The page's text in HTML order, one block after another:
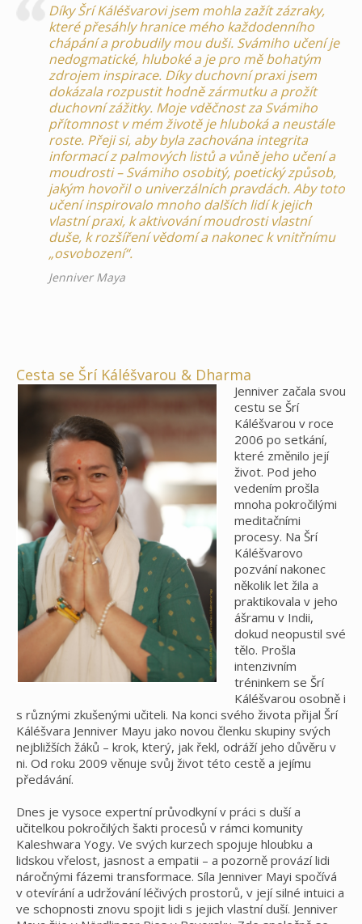
Díky Šrí Káléšvarovi jsem mohla zažít zázraky,
které přesáhly hranice mého každodenního
chápání a probudily mou duši. Svámiho učení je
nedogmatické, hluboké a je pro mě bohatým
zdrojem inspirace. Díky duchovní praxi jsem
dokázala rozpustit hodně zármutku a prožít
duchovní zážitky. Moje vděčnost za Svámiho
přítomnost v mém životě je hluboká a neustále
roste. Přeji si, aby byla zachována integrita
informací z palmových listů a vůně jeho učení a
moudrosti – Svámiho osobitý, poetický způsob,
jakým hovořil o univerzálních pravdách. Aby toto
učení inspirovalo mnoho dalších lidí k jejich
vlastní praxi, k aktivování moudrosti vlastní
duše, k rozšíření vědomí a nakonec k vnitřnímu
„osvobození“.
Jenniver Maya
Cesta se Šrí Káléšvarou & Dharma
Jenniver začala svou
cestu se Šrí
Káléšvarou v roce
2006 po setkání,
které změnilo její
život. Pod jeho
vedením prošla
mnoha pokročilými
meditačními
procesy. Na Šrí
Káléšvarovo
pozvání nakonec
několik let žila a
praktikovala v jeho
ášramu v Indii,
dokud neopustil své
tělo. Prošla
intenzivním
tréninkem se Šrí
Káléšvarou osobně i
s různými zkušenými učiteli. Na konci svého života přijal Šrí
Káléšvara Jenniver Mayu jako novou členku skupiny svých
nejbližších žáků – krok, který, jak řekl, odráží jeho důvěru v
ni. Od roku 2009 věnuje svůj život této cestě a jejímu
předávání.
Dnes je vysoce expertní průvodkyní v práci s duší a
učitelkou pokročilých šakti procesů v rámci komunity
Kaleshwara Yogy. Ve svých kurzech spojuje hloubku a
lidskou vřelost, jasnost a empatii – a pozorně provází lidi
náročnými fázemi transformace. Síla Jenniver Mayi spočívá
v otevírání a udržování léčivých prostorů, v její silné intuici a
ve schopnosti znovu spojit lidi s jejich vlastní duší. Jenniver